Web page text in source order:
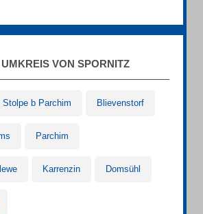
VON SPORNITZ
Stolpe b Parchim Blievenstorf
Parchim
Karrenzin Domsühl